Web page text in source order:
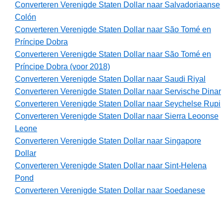
Converteren Verenigde Staten Dollar naar Salvadoriaanse
Colón
Converteren Verenigde Staten Dollar naar São Tomé en
Príncipe Dobra
Converteren Verenigde Staten Dollar naar São Tomé en
Príncipe Dobra (voor 2018)
Converteren Verenigde Staten Dollar naar Saudi Riyal
Converteren Verenigde Staten Dollar naar Servische Dinar
Converteren Verenigde Staten Dollar naar Seychelse Rupi
Converteren Verenigde Staten Dollar naar Sierra Leoonse
Leone
Converteren Verenigde Staten Dollar naar Singapore
Dollar
Converteren Verenigde Staten Dollar naar Sint-Helena
Pond
Converteren Verenigde Staten Dollar naar Soedanese